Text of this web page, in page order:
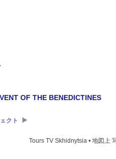
OF THE BENEDICTINES
クト
Tours TV Skhidnytsia • 地図上